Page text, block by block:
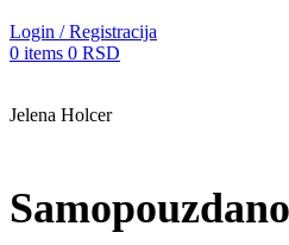
Login / Registracija
0 items 0 RSD
Jelena Holcer